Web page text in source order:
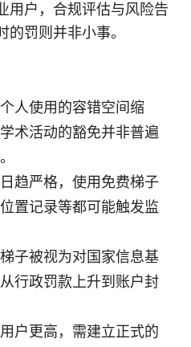
用户，合规评估与风险告
罚则并非小事。
人使用的容错空间缩
术活动的豁免并非普遍
趋严格，使用免费梯子
置记录等都可能触发监
子被视为对国家信息基
行政罚款上升到账户封
户更高，需建立正式的